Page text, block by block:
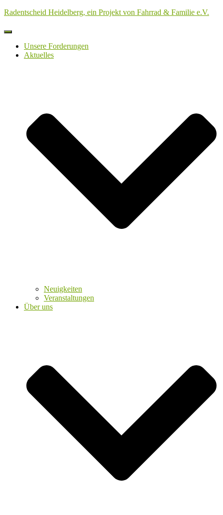
Radentscheid Heidelberg, ein Projekt von Fahrrad & Familie e.V.
Navigation
umschaltenUnsere Forderungen
Aktuelles
Neuigkeiten
Veranstaltungen
Über uns